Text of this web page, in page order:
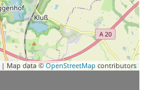
| Map data ©OpenStreetMapcontributors